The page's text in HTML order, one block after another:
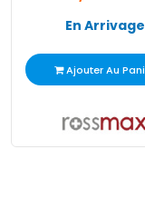
En Arrivage
Ajouter Au